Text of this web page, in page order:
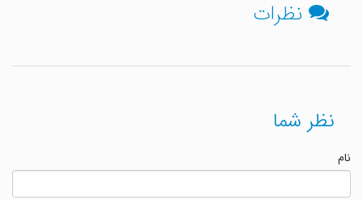
نظرات
نظر شما